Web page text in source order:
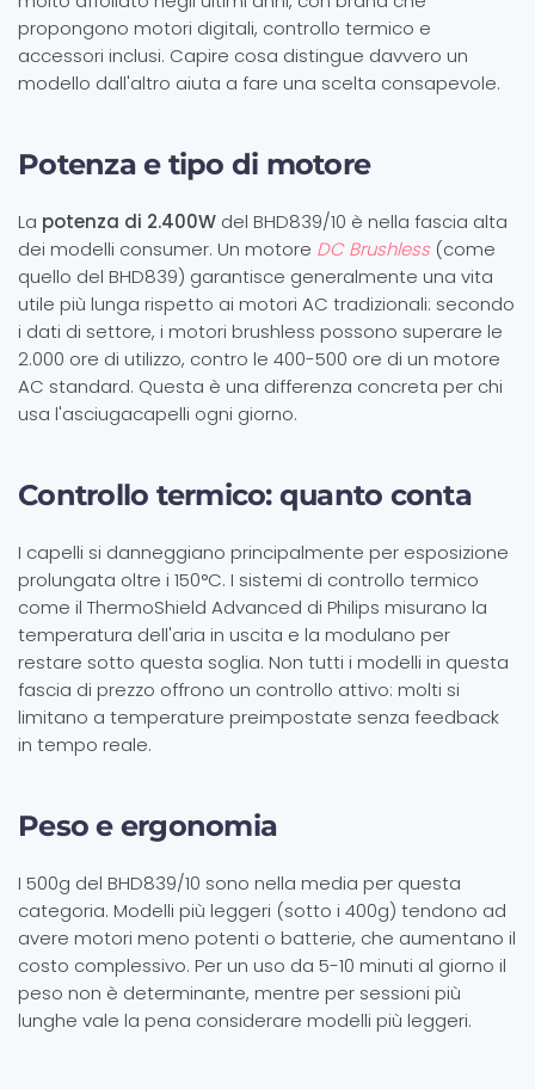
propongono motori digitali, controllo termico e
accessori inclusi. Capire cosa distingue davvero un
modello dall'altro aiuta a fare una scelta consapevole.
Potenza e tipo di motore
La potenza di 2.400W del BHD839/10 è nella fascia alta
dei modelli consumer. Un motore DC Brushless(come
quello del BHD839) garantisce generalmente una vita
utile più lunga rispetto ai motori AC tradizionali: secondo
i dati di settore, i motori brushless possono superare le
2.000 ore di utilizzo, contro le 400-500 ore di un motore
AC standard. Questa è una differenza concreta per chi
usa l'asciugacapelli ogni giorno.
Controllo termico: quanto conta
I capelli si danneggiano principalmente per esposizione
prolungata oltre i 150°C. I sistemi di controllo termico
come il ThermoShield Advanced di Philips misurano la
temperatura dell'aria in uscita e la modulano per
restare sotto questa soglia. Non tutti i modelli in questa
fascia di prezzo offrono un controllo attivo: molti si
limitano a temperature preimpostate senza feedback
in tempo reale.
Peso e ergonomia
I 500g del BHD839/10 sono nella media per questa
categoria. Modelli più leggeri (sotto i 400g) tendono ad
avere motori meno potenti o batterie, che aumentano il
costo complessivo. Per un uso da 5-10 minuti al giorno il
peso non è determinante, mentre per sessioni più
lunghe vale la pena considerare modelli più leggeri.